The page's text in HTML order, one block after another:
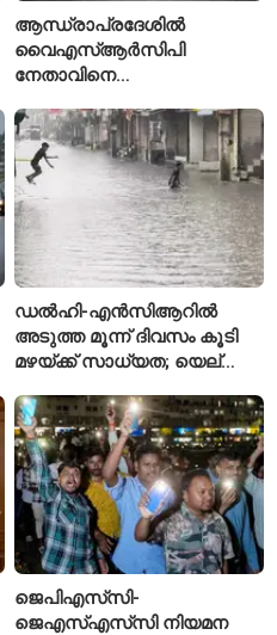
ആന്ധ്രാപ്രദേശിൽ
വൈഎസ്ആർസിപി
നേതാവിനെ
അന്വേഷണം ആരംഭിച്ച്
പൊലീസ്
ഡൽഹി-എൻസിആറിൽ
അടുത്ത മൂന്ന് ദിവസം കൂടി
മഴയ്ക്ക് സാധ്യത; യെല്ലോ
ഐഎംഡി
ജെപിഎസ്‌സി-
ജെഎസ്എസ്‌സി നിയമന